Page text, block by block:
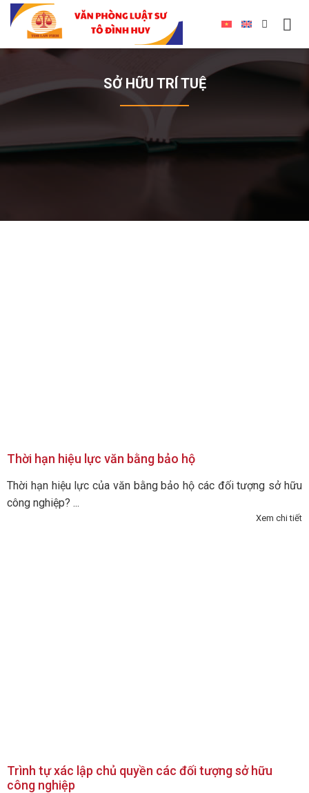
SỞ HỮU TRÍ TUỆ
Thời hạn hiệu lực văn bằng bảo hộ
Thời hạn hiệu lực của văn bằng bảo hộ các đối tượng sở hữu
công nghiệp? ...
Xem chi tiết
Trình tự xác lập chủ quyền các đối tượng sở hữu
công nghiệp